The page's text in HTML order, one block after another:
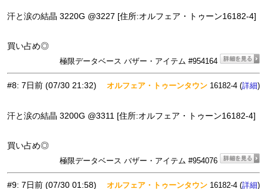
汗と涙の結晶 3220G @3227 [住所:オルフェア・トゥーン16182-4]
買い占め◎
極限データベース バザー・アイテム #954164
#8: 7日前 (07/30 21:32) オルフェア・トゥーンタウン 16182-4 (詳細)
汗と涙の結晶 3200G @3311 [住所:オルフェア・トゥーン16182-4]
買い占め◎
極限データベース バザー・アイテム #954076
#9: 7日前 (07/30 01:58) オルフェア・トゥーンタウン 16182-4 (詳細)